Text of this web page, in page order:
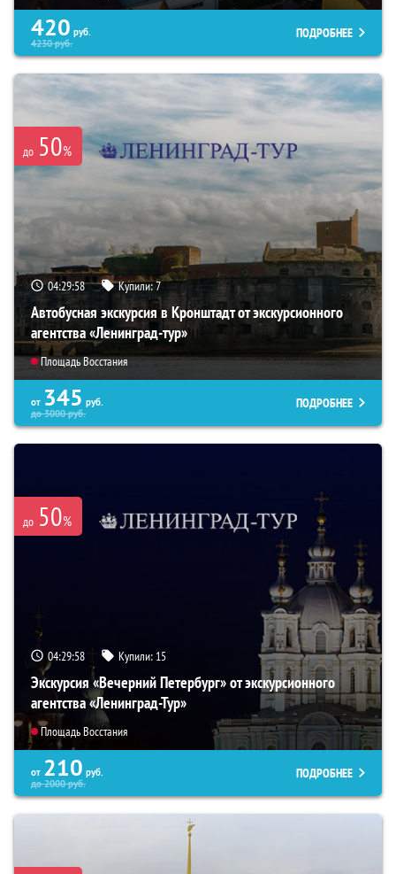
420 руб.
4230руб.
ПОДРОБНЕЕ
до 50%
04:29:57 Купили:7
Автобусная экскурсия в Кронштадт от экскурсионного
агентства «Ленинград-тур»
Площадь Восстания
от 345 руб.
до3000руб.
ПОДРОБНЕЕ
до 50%
04:29:57 Купили: 15
Экскурсия «Вечерний Петербург» от экскурсионного
агентства «Ленинград-Тур»
Площадь Восстания
от 210 руб.
до2000руб.
ПОДРОБНЕЕ